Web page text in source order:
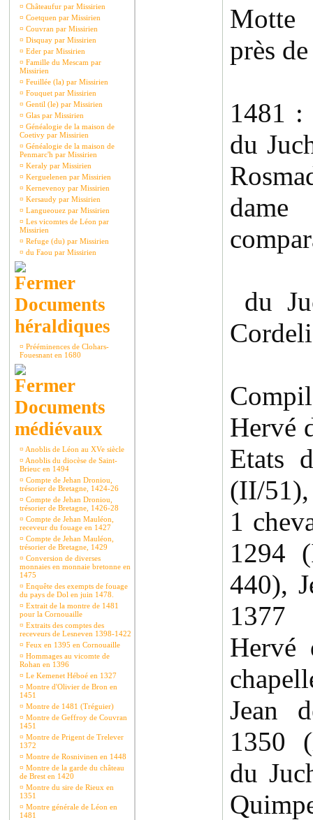
¤ Châteaufur par Missirien
¤ Coetquen par Missirien
¤ Couvran par Missirien
¤ Disquay par Missirien
¤ Eder par Missirien
¤ Famille du Mescam par
Missirien
¤ Feuillée (la) par Missirien
¤ Fouquet par Missirien
¤ Gentil (le) par Missirien
¤ Glas par Missirien
¤ Généalogie de la maison de
Coetivy par Missirien
¤ Généalogie de la maison de
Penmarc'h par Missirien
¤ Keraly par Missirien
¤ Kerguelenen par Missirien
¤ Kernevenoy par Missirien
¤ Kersaudy par Missirien
¤ Langueouez par Missirien
¤ Les vicomtes de Léon par
Missirien
¤ Refuge (du) par Missirien
¤ du Faou par Missirien
Documents
héraldiques
¤ Prééminences de Clohars-
Fouesnant en 1680
Documents
médiévaux
¤ Anoblis de Léon au XVe siècle
¤ Anoblis du diocèse de Saint-
Brieuc en 1494
¤ Compte de Jehan Droniou,
trésorier de Bretagne, 1424-26
¤ Compte de Jehan Droniou,
trésorier de Bretagne, 1426-28
¤ Compte de Jehan Mauléon,
receveur du fouage en 1427
¤ Compte de Jehan Mauléon,
trésorier de Bretagne, 1429
¤ Conversion de diverses
monnaies en monnaie bretonne en
1475
¤ Enquête des exempts de fouage
du pays de Dol en juin 1478.
¤ Extrait de la montre de 1481
pour la Cornouaille
¤ Extraits des comptes des
receveurs de Lesneven 1398-1422
¤ Feux en 1395 en Cornouaille
¤ Hommages au vicomte de
Rohan en 1396
¤ Le Kemenet Héboé en 1327
¤ Montre d'Olivier de Bron en
1451
¤ Montre de 1481 (Tréguier)
¤ Montre de Geffroy de Couvran
1451
¤ Montre de Prigent de Trelever
1372
¤ Montre de Rosnivinen en 1448
¤ Montre de la garde du château
de Brest en 1420
¤ Montre du sire de Rieux en
1351
¤ Montre générale de Léon en
1481
Motte
près
1481 :
du
du
Hervé
Etats
(II/
1
1294
440),
1377
Hervé
Jean
1350
du